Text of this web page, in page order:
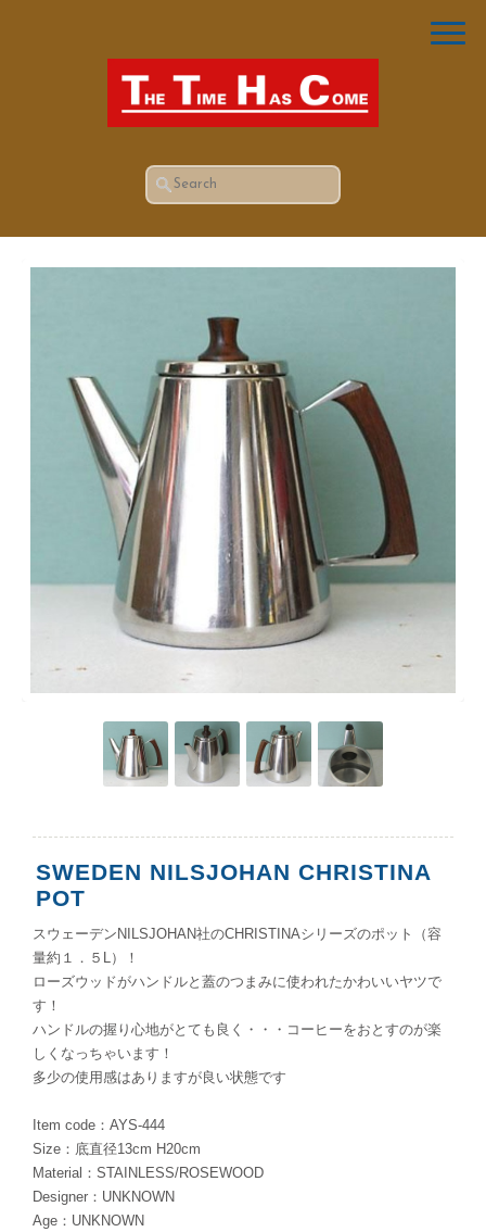
SWEDEN NILSJOHAN CHRISTINA
POT
スウェーデンNILSJOHAN社のCHRISTINAシリーズのポット（容
量約１．５L）！
ローズウッドがハンドルと蓋のつまみに使われたかわいいヤツで
す！
ハンドルの握り心地がとても良く・・・コーヒーをおとすのが楽
しくなっちゃいます！
多少の使用感はありますが良い状態です
Item code：AYS-444
Size：底直径13cm H20cm
Material：STAINLESS/ROSEWOOD
Designer：UNKNOWN
Age：UNKNOWN